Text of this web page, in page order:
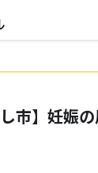
市】妊娠